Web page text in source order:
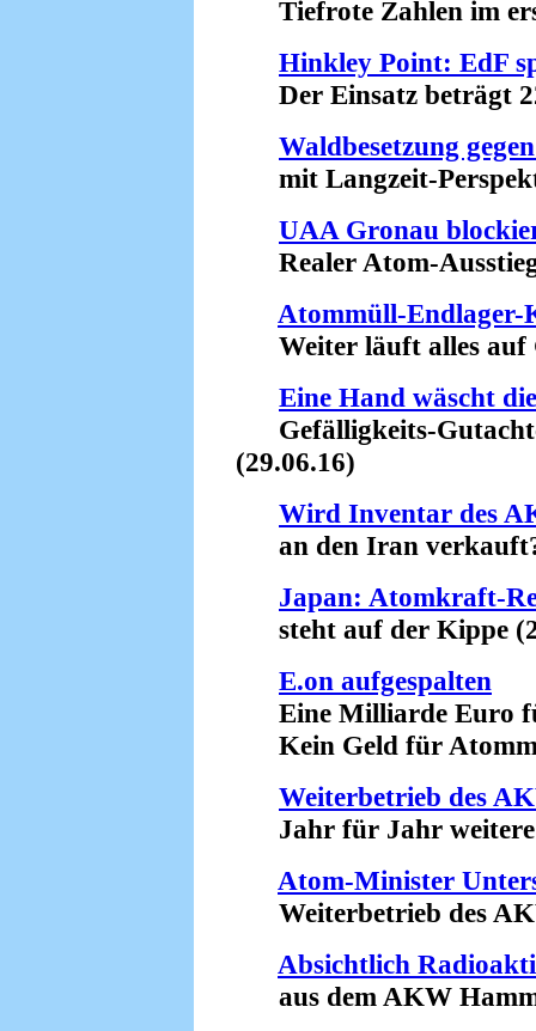
Tiefrote Zahlen im
Hinkley Point: EdF
Der Einsatz beträgt
Waldbesetzung
mit Langzeit-
UAA Gronau
Realer Atom-
Atommüll-Endlager-
Weiter läuft alles auf
Eine Hand wäscht
Gefälligkeits-
(29.06.16)
Wird Inventar des
an den Iran
Japan: Atomkraft-
steht auf der Kippe
E.on aufgespalten
Eine Milliarde Euro
Kein Geld für
Weiterbetrieb des
Jahr für Jahr weitere
Atom-Minister
Weiterbetrieb des
Absichtlich
aus dem AKW